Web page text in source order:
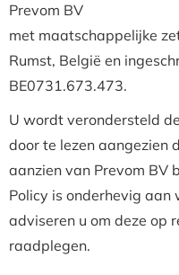
Prevom BV
met maatschappelijke
Rumst, België en
BE0731.673.473.
U wordt verondersteld
door te lezen aangezien
aanzien van Prevom BV
Policy is onderhevig
adviseren u om deze op
raadplegen.